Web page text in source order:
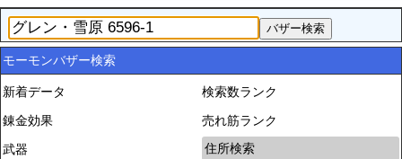
モーモンバザー検索
新着データ
錬金効果
武器
検索数ランク
売れ筋ランク
住所検索